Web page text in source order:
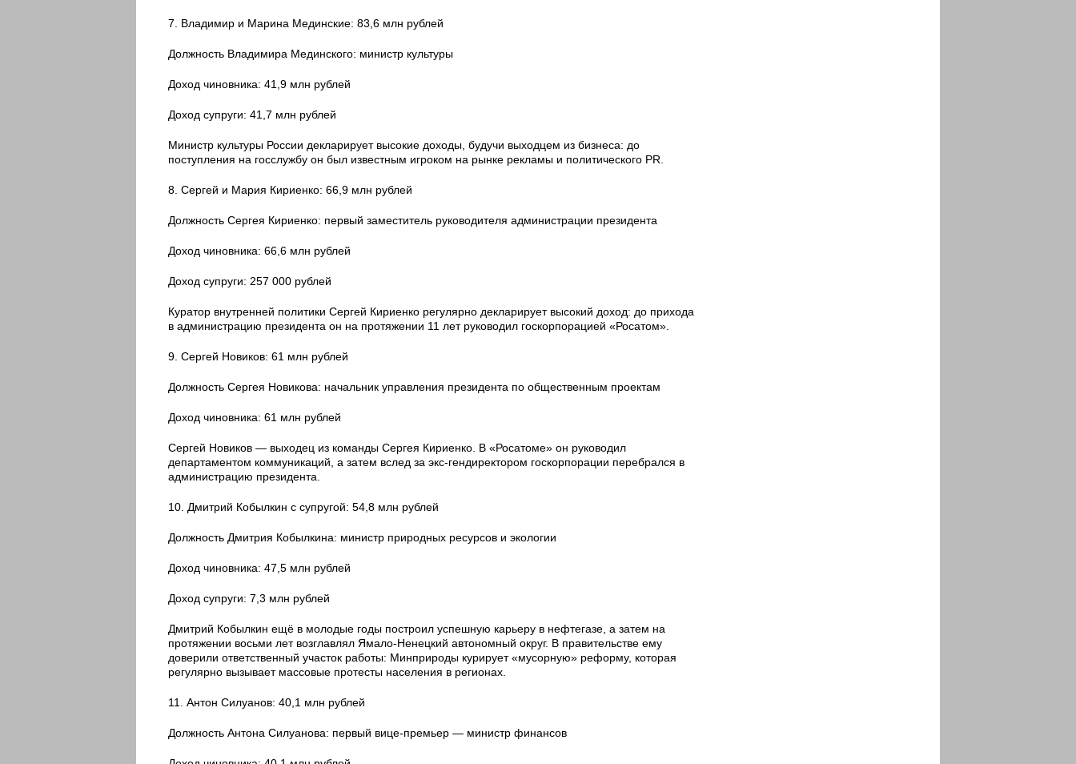
7. Владимир и Марина Мединские: 83,6 млн рублей
Должность Владимира Мединского: министр культуры
Доход чиновника: 41,9 млн рублей
Доход супруги: 41,7 млн рублей
Министр культуры России декларирует высокие доходы, будучи выходцем из бизнеса: до
поступления на госслужбу он был известным игроком на рынке рекламы и политического PR.
8. Сергей и Мария Кириенко: 66,9 млн рублей
Должность Сергея Кириенко: первый заместитель руководителя администрации президента
Доход чиновника: 66,6 млн рублей
Доход супруги: 257 000 рублей
Куратор внутренней политики Сергей Кириенко регулярно декларирует высокий доход: до прихода
в администрацию президента он на протяжении 11 лет руководил госкорпорацией «Росатом».
9. Сергей Новиков: 61 млн рублей
Должность Сергея Новикова: начальник управления президента по общественным проектам
Доход чиновника: 61 млн рублей
Сергей Новиков — выходец из команды Сергея Кириенко. В «Росатоме» он руководил
департаментом коммуникаций, а затем вслед за экс-гендиректором госкорпорации перебрался в
администрацию президента.
10. Дмитрий Кобылкин с супругой: 54,8 млн рублей
Должность Дмитрия Кобылкина: министр природных ресурсов и экологии
Доход чиновника: 47,5 млн рублей
Доход супруги: 7,3 млн рублей
Дмитрий Кобылкин ещё в молодые годы построил успешную карьеру в нефтегазе, а затем на
протяжении восьми лет возглавлял Ямало-Ненецкий автономный округ. В правительстве ему
доверили ответственный участок работы: Минприроды курирует «мусорную» реформу, которая
регулярно вызывает массовые протесты населения в регионах.
11. Антон Силуанов: 40,1 млн рублей
Должность Антона Силуанова: первый вице-премьер — министр финансов